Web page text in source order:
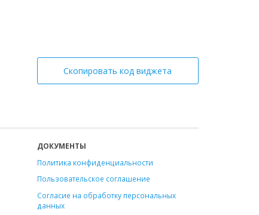
Скопировать код виджета
ДОКУМЕНТЫ
Политика конфиденциальности
Пользовательское соглашение
Согласие на обработку персональных
данных